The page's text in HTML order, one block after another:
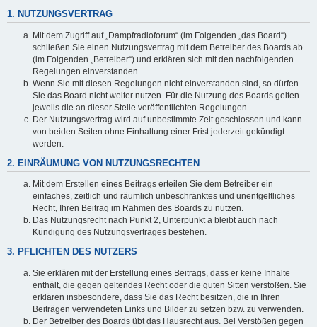
1. NUTZUNGSVERTRAG
Mit dem Zugriff auf „Dampfradioforum“ (im Folgenden „das Board“)
schließen Sie einen Nutzungsvertrag mit dem Betreiber des Boards ab
(im Folgenden „Betreiber“) und erklären sich mit den nachfolgenden
Regelungen einverstanden.
Wenn Sie mit diesen Regelungen nicht einverstanden sind, so dürfen
Sie das Board nicht weiter nutzen. Für die Nutzung des Boards gelten
jeweils die an dieser Stelle veröffentlichten Regelungen.
Der Nutzungsvertrag wird auf unbestimmte Zeit geschlossen und kann
von beiden Seiten ohne Einhaltung einer Frist jederzeit gekündigt
werden.
2. EINRÄUMUNG VON NUTZUNGSRECHTEN
Mit dem Erstellen eines Beitrags erteilen Sie dem Betreiber ein
einfaches, zeitlich und räumlich unbeschränktes und unentgeltliches
Recht, Ihren Beitrag im Rahmen des Boards zu nutzen.
Das Nutzungsrecht nach Punkt 2, Unterpunkt a bleibt auch nach
Kündigung des Nutzungsvertrages bestehen.
3. PFLICHTEN DES NUTZERS
Sie erklären mit der Erstellung eines Beitrags, dass er keine Inhalte
enthält, die gegen geltendes Recht oder die guten Sitten verstoßen. Sie
erklären insbesondere, dass Sie das Recht besitzen, die in Ihren
Beiträgen verwendeten Links und Bilder zu setzen bzw. zu verwenden.
Der Betreiber des Boards übt das Hausrecht aus. Bei Verstößen gegen